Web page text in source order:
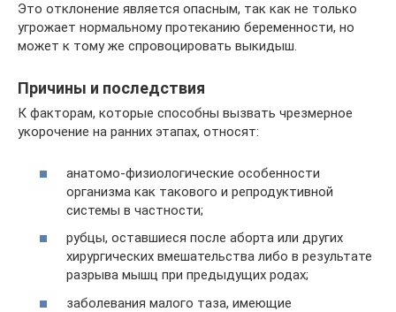
Это отклонение является опасным, так как не только
угрожает нормальному протеканию беременности, но
может к тому же спровоцировать выкидыш.
Причины и последствия
К факторам, которые способны вызвать чрезмерное
укорочение на ранних этапах, относят:
анатомо-физиологические особенности
организма как такового и репродуктивной
системы в частности;
рубцы, оставшиеся после аборта или других
хирургических вмешательства либо в результате
разрыва мышц при предыдущих родах;
заболевания малого таза, имеющие